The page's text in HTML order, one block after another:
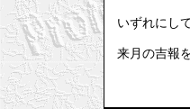
いずれにし
来月の吉報